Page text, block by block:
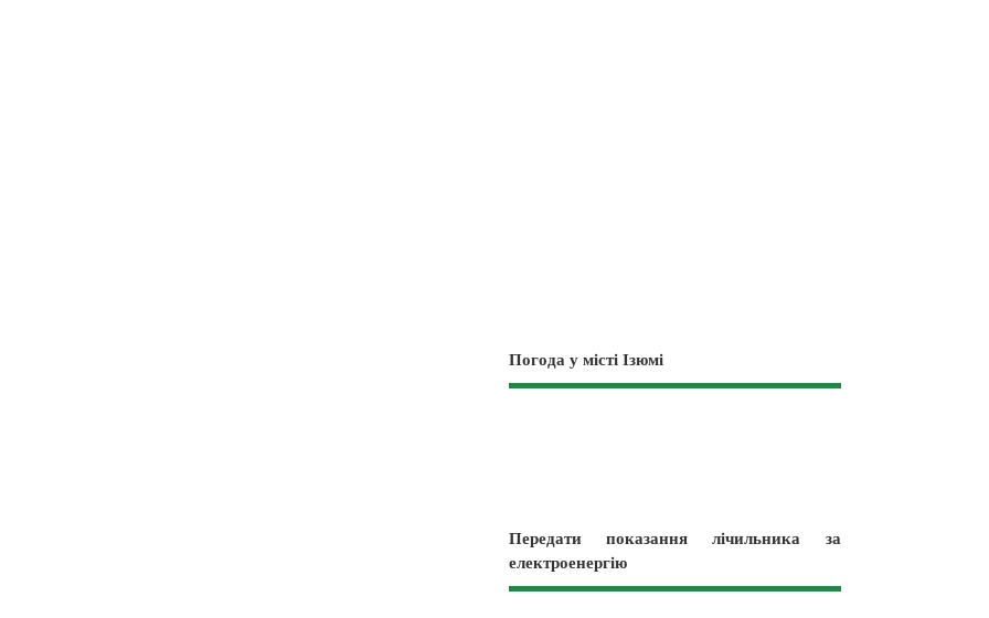
Погода у місті Ізюмі
Передати показання лічильника за
електроенергію